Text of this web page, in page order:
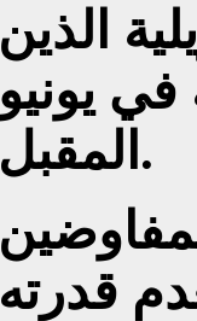
الذين
في يونيو
المقبل.
قدرته